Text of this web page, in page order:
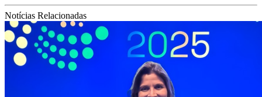
Notícias Relacionadas